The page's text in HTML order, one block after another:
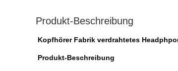
Produkt-Beschreibung
Kopfhörer Fabrik verdrahtetes
Produkt-Beschreibung